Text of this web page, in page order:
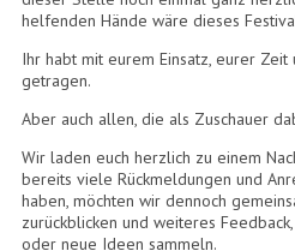
helfenden Hände wäre dieses
Ihr habt mit eurem Einsatz, eurer
getragen.
Aber auch allen, die als Zuschauer
Wir laden euch herzlich zu einem
bereits viele Rückmeldungen und
haben, möchten wir dennoch
zurückblicken und weiteres
oder neue Ideen sammeln.